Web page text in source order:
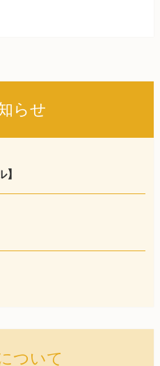
らせ
ついて